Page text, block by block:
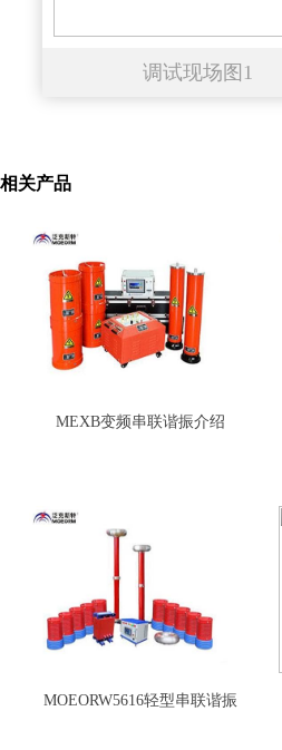
调试现场图1
相关产品
MEXB变频串联谐振介绍
MOEORW5616轻型串联谐振